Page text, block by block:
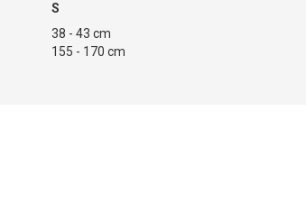
S
38 - 43 cm
155 - 170 cm